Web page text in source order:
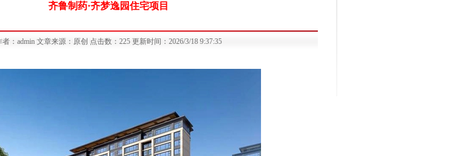
齐鲁制药·齐梦逸园住宅项目
者：admin 文章来源：原创 点击数：225 更新时间：2026/3/18 9:37:35